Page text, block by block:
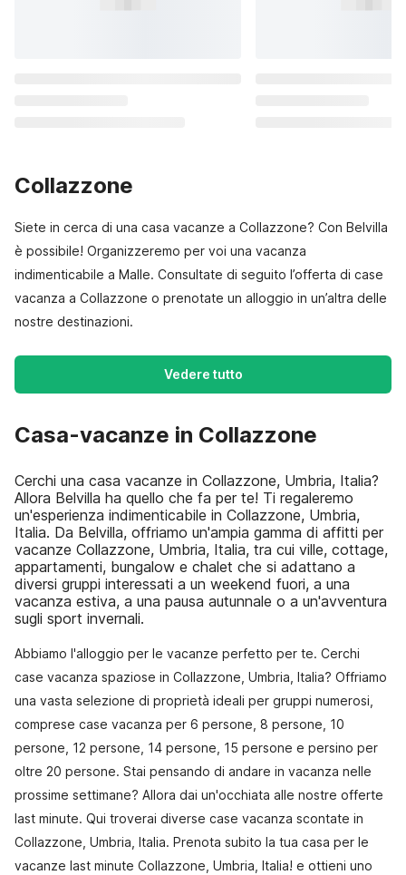
Collazzone
Siete in cerca di una casa vacanze a Collazzone? Con Belvilla
è possibile! Organizzeremo per voi una vacanza
indimenticabile a Malle. Consultate di seguito l’offerta di case
vacanza a Collazzone o prenotate un alloggio in un’altra delle
nostre destinazioni.
Vedere tutto
Casa-vacanze in Collazzone
Cerchi una casa vacanze in Collazzone, Umbria, Italia?
Allora Belvilla ha quello che fa per te! Ti regaleremo
un'esperienza indimenticabile in Collazzone, Umbria,
Italia. Da Belvilla, offriamo un'ampia gamma di affitti per
vacanze Collazzone, Umbria, Italia, tra cui ville, cottage,
appartamenti, bungalow e chalet che si adattano a
diversi gruppi interessati a un weekend fuori, a una
vacanza estiva, a una pausa autunnale o a un'avventura
sugli sport invernali.
Abbiamo l'alloggio per le vacanze perfetto per te. Cerchi
case vacanza spaziose in Collazzone, Umbria, Italia? Offriamo
una vasta selezione di proprietà ideali per gruppi numerosi,
comprese case vacanza per 6 persone, 8 persone, 10
persone, 12 persone, 14 persone, 15 persone e persino per
oltre 20 persone. Stai pensando di andare in vacanza nelle
prossime settimane? Allora dai un'occhiata alle nostre offerte
last minute. Qui troverai diverse case vacanza scontate in
Collazzone, Umbria, Italia. Prenota subito la tua casa per le
vacanze last minute Collazzone, Umbria, Italia! e ottieni uno